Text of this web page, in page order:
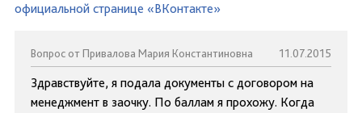
официальной странице «ВКонтакте»
Вопрос от Привалова Мария Константиновна 11.07.2015
Здравствуйте, я подала документы с договором на
менеджмент в заочку. По баллам я прохожу. Когда